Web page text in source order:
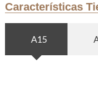
Características
A15